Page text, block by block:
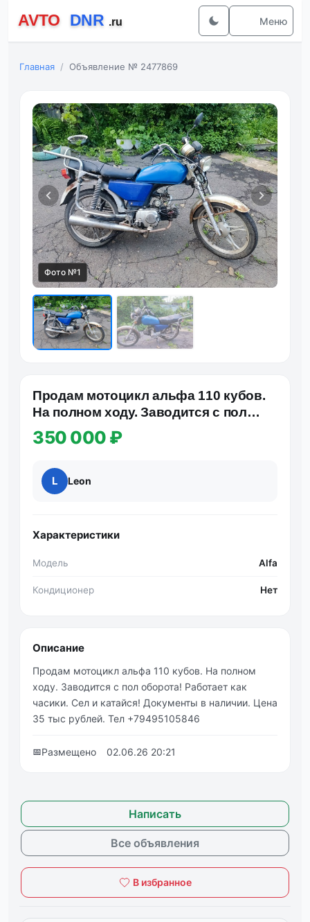
Меню
Главная Объявление № 2477869
Фото №1
Продам мотоцикл альфа 110 кубов.
На полном ходу. Заводится с пол
оборота! Работает как час…
350 000 ₽
L Leon
Характеристики
Модель Alfa
Кондиционер Нет
Описание
Продам мотоцикл альфа 110 кубов. На полном
ходу. Заводится с пол оборота! Работает как
часики. Сел и катайся! Документы в наличии. Цена
35 тыс рублей. Тел +79495105846
📅Размещено 02.06.26 20:21
Написать
Все объявления
В избранное